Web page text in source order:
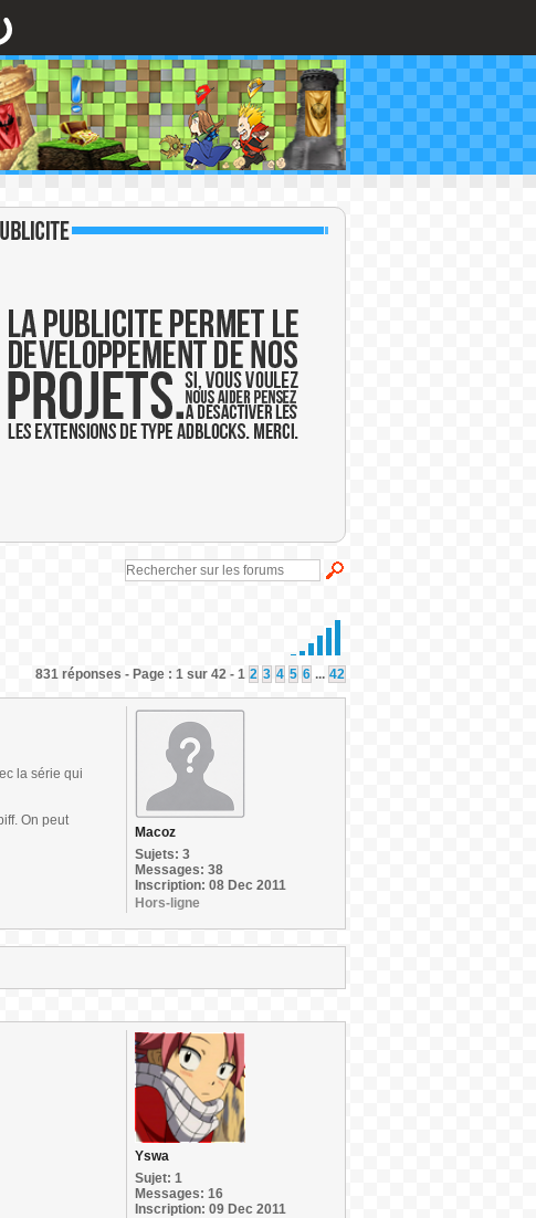
831 réponses - Page : 1 sur 42 - 1 2 3 4 5 6 ... 42
la série qui
On peut
Macoz
Sujets: 3
Messages: 38
Inscription: 08 Dec 2011
Hors-ligne
Yswa
Sujet: 1
Messages: 16
Inscription: 09 Dec 2011